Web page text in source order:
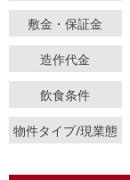
敷金・保証金
造作代金
飲食条件
物件タイプ/現業態